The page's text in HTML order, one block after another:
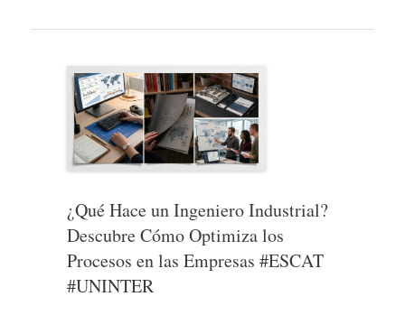
¿Qué Hace un Ingeniero Industrial?
Descubre Cómo Optimiza los
Procesos en las Empresas #ESCAT
#UNINTER